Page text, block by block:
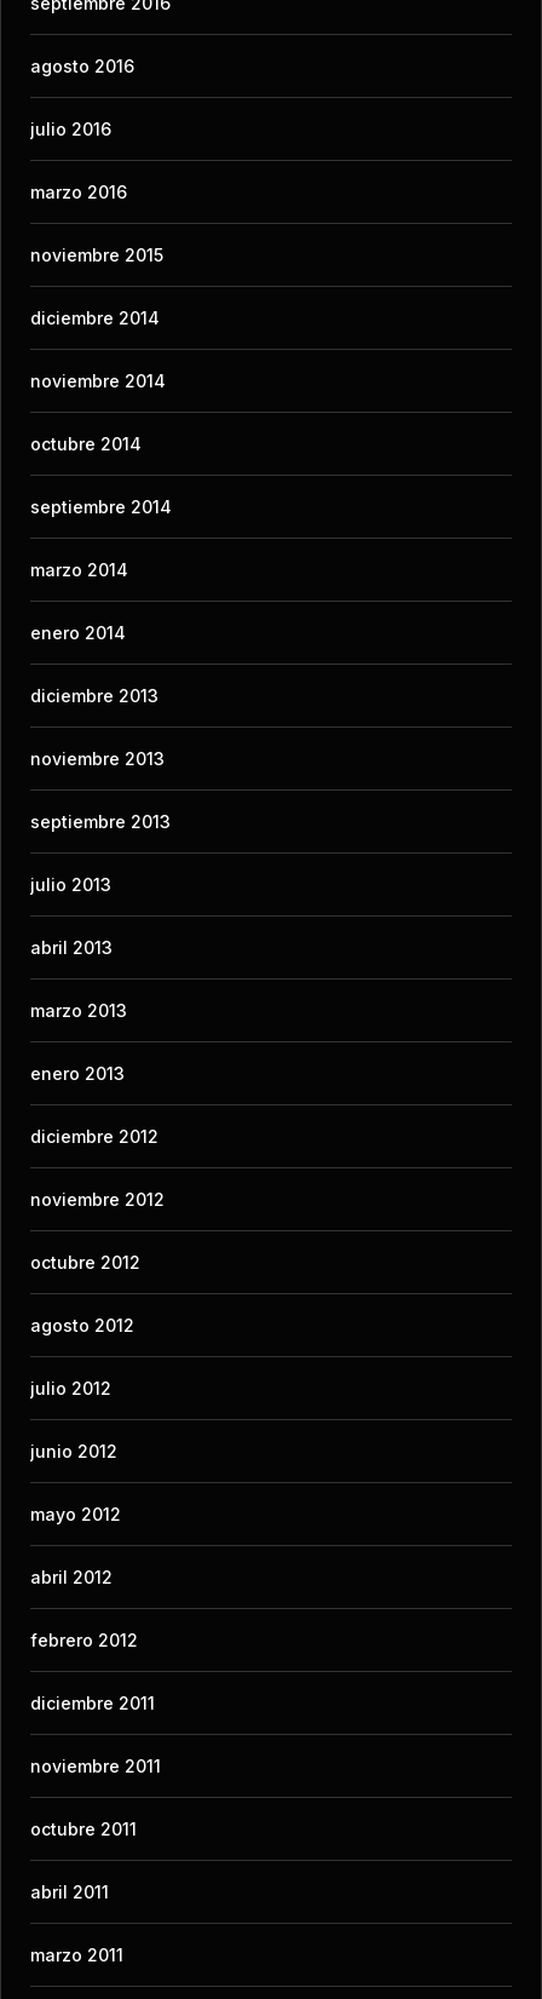
agosto 2016
julio 2016
marzo 2016
noviembre 2015
diciembre 2014
noviembre 2014
octubre 2014
septiembre 2014
marzo 2014
enero 2014
diciembre 2013
noviembre 2013
septiembre 2013
julio 2013
abril 2013
marzo 2013
enero 2013
diciembre 2012
noviembre 2012
octubre 2012
agosto 2012
julio 2012
junio 2012
mayo 2012
abril 2012
febrero 2012
diciembre 2011
noviembre 2011
octubre 2011
abril 2011
marzo 2011